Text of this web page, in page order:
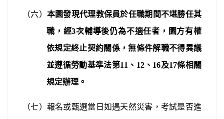
（六） 本園發現代理教保員於任職期間不堪勝任其
職，經3次輔導後仍為不適任者，園方有權
依規定終止契約關係，無條件解職不得異議
並遵循勞動基準法第11 、 12、 16及17條相關
規定辦理。
（七）報名或甄選當日如遇天然災害，考試是否進